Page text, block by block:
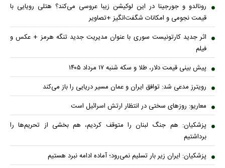
رونالدو و جورجینا در این لوکیشن زیبا عروسی می‌کند؟ هتلی رویایی با
قیمت نجومی و امکانات شگفت‌انگیز +تصاویر
اثر جدید کارتونیست سوری با عنوان مدیریت جدید تنگه هرمز + عکس و
فیلم
پیش بینی قیمت دلار، طلا و سکه شنبه ۱۷ مرداد ۱۴۰۵
رویترز مدعی شد: توافق ایران و عمان مسیر دریایی را باز می‌کند
معاریو: روزهای سختی در انتظار ارتش اسرائیل است
پزشکیان: هم جنگ لبنان را متوقف کردیم، هم بخشی از تحریم‌ها را
برداشتیم
پزشکیان: ایران زیر بار تسلیم نمی‌رود؛ آماده ادامه نبرد هستیم